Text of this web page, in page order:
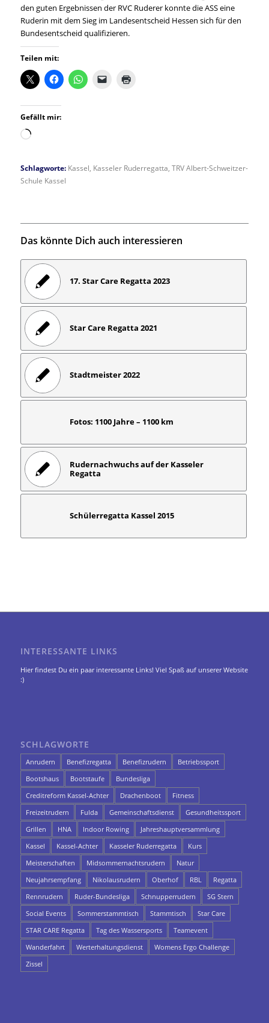
den guten Ergebnissen der RVC Ruderer konnte die ASS eine
Ruderin mit dem Sieg im Landesentscheid Hessen sich für den
Bundesentscheid qualifizieren.
Teilen mit:
Gefällt mir:
Wird
Schlagworte: Kassel Kasseler Ruderregatta TRV Albert-Schweitzer-
Schule Kassel
Das könnte Dich auch interessieren
17. Star Care Regatta 2023
Star Care Regatta 2021
Stadtmeister 2022
Fotos: 1100 Jahre – 1100 km
Rudernachwuchs auf der Kasseler
Regatta
Schülerregatta Kassel 2015
INTERESSANTE LINKS
Hier findest Du ein paar interessante Links! Viel Spaß auf unserer Website
:)
SCHLAGWORTE
Anrudern Benefizregatta Benefizrudern
Betriebssport
Bootshaus
Bootstaufe
Bundesliga
Creditreform Kassel-Achter
Drachenboot
Fitness
Freizeitrudern
Fulda Gemeinschaftsdienst
Gesundheitssport
Grillen
HNA Indoor Rowing
Jahreshauptversammlung
Kassel
Kassel-Achter Kasseler Ruderregatta
Kurs
Meisterschaften
Midsommernachtsrudern
Natur
Neujahrsempfang
Nikolausrudern Oberhof RBL
Regatta
Rennrudern
Ruder-Bundesliga Schnupperrudern
SG Stern
Social Events
Sommerstammtisch Stammtisch
Star Care
STAR CARE Regatta
Tag des Wassersports
Teamevent
Wanderfahrt
Werterhaltungsdienst
Womens Ergo Challenge
Zissel